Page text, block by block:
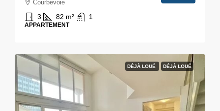
Courbevoie
3 82 m² 1
APPARTEMENT
DÉJÀ LOUÉ DÉJÀ LOUÉ